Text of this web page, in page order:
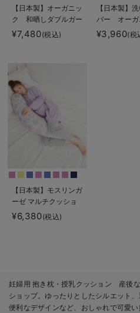
【日本製】オーガニッ
ク 和晒しダブルガー
ゼ マルチクッション
（抱き枕・授乳クッシ
¥7,480(税込)
【日本製】
バー オー
和晒しダブ
マルチクッシ
¥3,960(税
【日本製】モスリンガ
ーゼ マルチクッショ
ン 抱き枕 授乳クッ
ション
¥6,380(税込)
妊婦用 抱き枕・授乳クッション 産後
ショップ。ゆったりとしたシルエット
便利なデザインなど、おしゃれで可愛